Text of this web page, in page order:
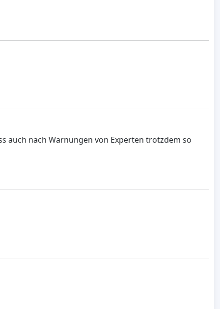
auch nach Warnungen von Experten trotzdem so